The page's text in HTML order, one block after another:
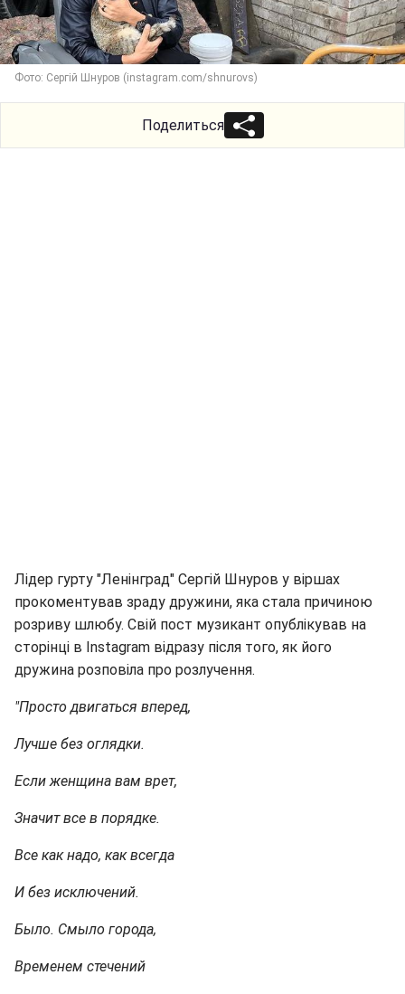
Фото: Сергій Шнуров (instagram.com/shnurovs)
Поделиться
Лідер гурту "Ленінград" Сергій Шнуров у віршах
прокоментував зраду дружини, яка стала причиною
розриву шлюбу. Свій пост музикант опублікував на
сторінці в Instagram відразу після того, як його
дружина розповіла про розлучення.
"Просто двигаться вперед,
Лучше без оглядки.
Если женщина вам врет,
Значит все в порядке.
Все как надо, как всегда
И без исключений.
Было. Смыло города,
Временем стечений